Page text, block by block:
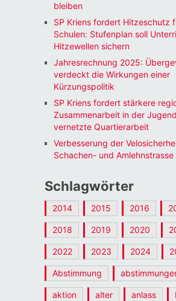
bleiben
SP Kriens fordert Hitzeschutz
Schulen: Stufenplan soll
Hitzewellen sichern
Jahresrechnung 2025:
verdeckt die Wirkungen einer
Kürzungspolitik
SP Kriens fordert stärkere
Zusammenarbeit in der
vernetzte Quartierarbeit
Verbesserung der
Schachen- und
Schlagwörter
2014 2015 2016
2018 2019 2020
2022 2023 2024
Abstimmung
aktion alter anlass